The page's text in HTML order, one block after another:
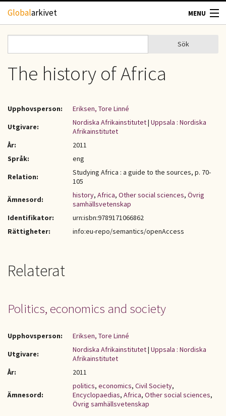
Hoppa till huvudinnehåll
Globalarkivet MENU
TIDSKRIFTER
GEOGRAFI
OM OSS
KONTAKT
Sökformulär
Sök
The history of Africa
Upphovsperson:
Eriksen, Tore Linné
Utgivare:
Nordiska Afrikainstitutet| Uppsala : Nordiska
Afrikainstitutet
År:
2011
Språk:
eng
Relation:
Studying Africa : a guide to the sources, p. 70-
105
Ämnesord:
history, Africa, Other social sciences, Övrig
samhällsvetenskap
Identifikator:
urn:isbn:9789171066862
Rättigheter:
info:eu-repo/semantics/openAccess
Relaterat
Politics, economics and society
Upphovsperson:
Eriksen, Tore Linné
Utgivare:
Nordiska Afrikainstitutet| Uppsala : Nordiska
Afrikainstitutet
År:
2011
Ämnesord:
politics, economics, Civil Society,
Encyclopaedias, Africa, Other social sciences,
Övrig samhällsvetenskap